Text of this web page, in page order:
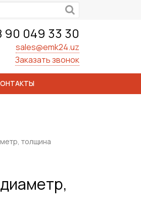
90 049 33 30
sales@emk24.uz
Заказать звонок
толщина